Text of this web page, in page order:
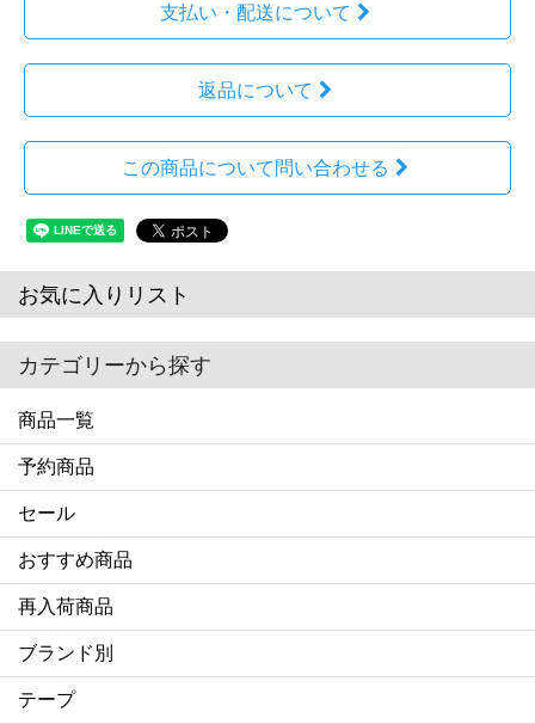
支払い・配送について
返品について
この商品について問い合わせる
お気に入りリスト
カテゴリーから探す
商品一覧
予約商品
セール
おすすめ商品
再入荷商品
ブランド別
テープ